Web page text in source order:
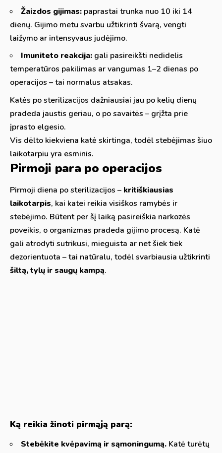
Žaizdos gijimas: paprastai trunka nuo 10 iki 14
dienų. Gijimo metu svarbu užtikrinti švarą, vengti
laižymo ar intensyvaus judėjimo.
Imuniteto reakcija: gali pasireikšti nedidelis
temperatūros pakilimas ar vangumas 1–2 dienas po
operacijos – tai normalus atsakas.
Katės po sterilizacijos dažniausiai jau po kelių dienų
pradeda jaustis geriau, o po savaitės – grįžta prie
įprasto elgesio.
Vis dėlto kiekviena katė skirtinga, todėl stebėjimas šiuo
laikotarpiu yra esminis.
Pirmoji para po operacijos
Pirmoji diena po sterilizacijos – kritiškiausias
laikotarpis, kai katei reikia visiškos ramybės ir
stebėjimo. Būtent per šį laiką pasireiškia narkozės
poveikis, o organizmas pradeda gijimo procesą. Katė
gali atrodyti sutrikusi, mieguista ar net šiek tiek
dezorientuota – tai natūralu, todėl svarbiausia užtikrinti
šiltą, tylų ir saugų kampą.
Ką reikia žinoti pirmąją parą:
Stebėkite kvėpavimą ir sąmoningumą. Katė turėtų